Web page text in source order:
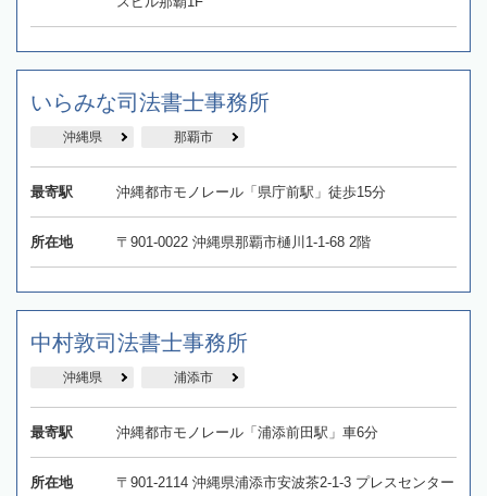
いらみな司法書士事務所
沖縄県 那覇市
最寄駅 沖縄都市モノレール「県庁前駅」徒歩15分
所在地 〒901-0022 沖縄県那覇市樋川1-1-68 2階
中村敦司法書士事務所
沖縄県 浦添市
最寄駅 沖縄都市モノレール「浦添前田駅」車6分
所在地
〒901-2114 沖縄県浦添市安波茶2-1-3 プレスセンター